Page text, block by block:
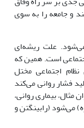
و جامعه را به سوی
علت ریشه‌ای
است. همین که
اجتماعی مختل
فشار روانی می‌کند
بیماری روانی،
می‌شود (رابینگتن و